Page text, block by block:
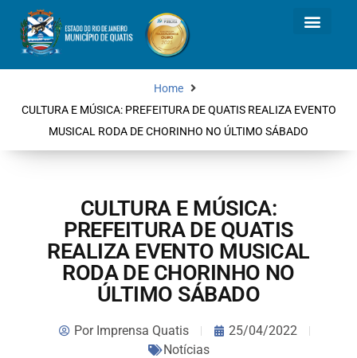
Home
CULTURA E MÚSICA: PREFEITURA DE QUATIS REALIZA EVENTO
MUSICAL RODA DE CHORINHO NO ÚLTIMO SÁBADO
CULTURA E MÚSICA:
PREFEITURA DE QUATIS
REALIZA EVENTO MUSICAL
RODA DE CHORINHO NO
ÚLTIMO SÁBADO
PorImprensa Quatis
25/04/2022
Notícias